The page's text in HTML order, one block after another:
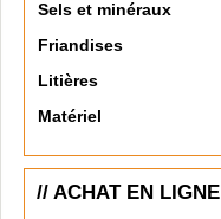
Sels et minéraux
Friandises
Litières
Matériel
// ACHAT EN LIGNE